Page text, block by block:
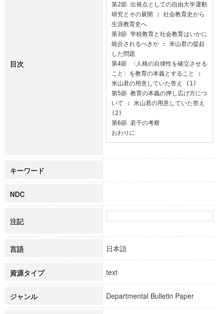
目次
第2節 出発点としての自由大学運動
研究とその展開 : 社会教育史から
生涯教育史へ
第3節 学校教育と社会教育はいかに
統合されるべきか : 米山君の提起
した問題
第4節 〈人格の自律性を確立させる
こと〉を教育の本義とすること :
米山君の用意していた答え (1)
第5節 教育の本義の押し広げ方につ
いて : 米山君の用意していた答え
(2)
第6節 若干の考察
おわりに
キーワード
NDC
注記
言語 日本語
資源タイプ text
ジャンル Departmental Bulletin Paper